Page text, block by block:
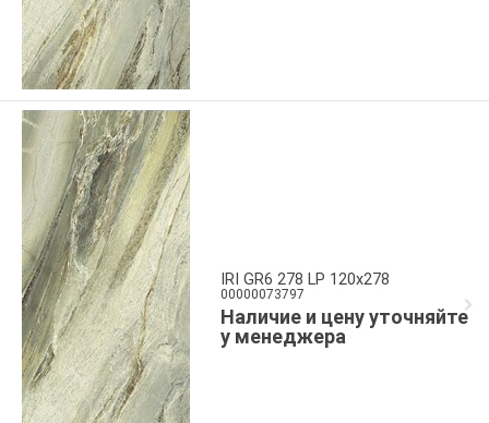
IRI GR6 278 LP 120x278
00000073797
Наличие и цену уточняйте
у менеджера